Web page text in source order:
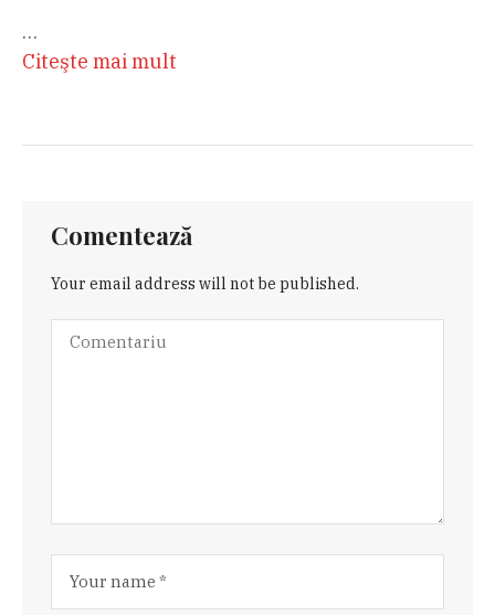
…
Citeşte mai mult
Comentează
Your email address will not be published.